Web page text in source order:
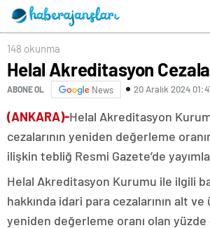
148 okunma
Helal Akreditasyon
ABONE OL News 20 Aralık 2024
(ANKARA)-Helal Akreditasyon
cezalarının yeniden değerleme
ilişkin tebliğ Resmi Gazete’de
Helal Akreditasyon Kurumu ile ilgili
hakkında idari para cezalarının alt
yeniden değerleme oranı olan yüzde